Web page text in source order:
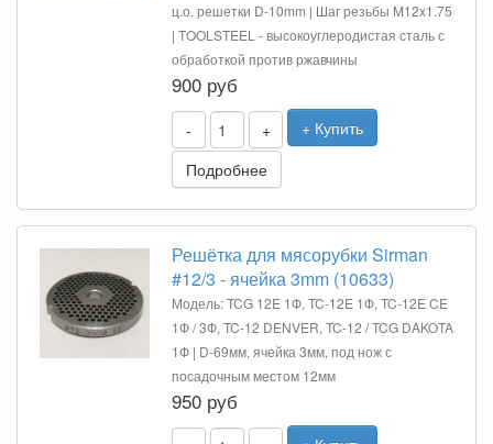
ц.о. решетки D-10mm | Шаг резьбы M12x1.75
| TOOLSTEEL - высокоуглеродистая сталь с
обработкой против ржавчины
900 руб
- +
+ Купить
Подробнее
Решётка для мясорубки Sirman
#12/3 - ячейка 3mm (10633)
Модель: TCG 12E 1Ф, TC-12E 1Ф, TC-12E CE
1Ф / 3Ф, TC-12 DENVER, TC-12 / TCG DAKOTA
1Ф | D-69мм, ячейка 3мм, под нож с
посадочным местом 12мм
950 руб